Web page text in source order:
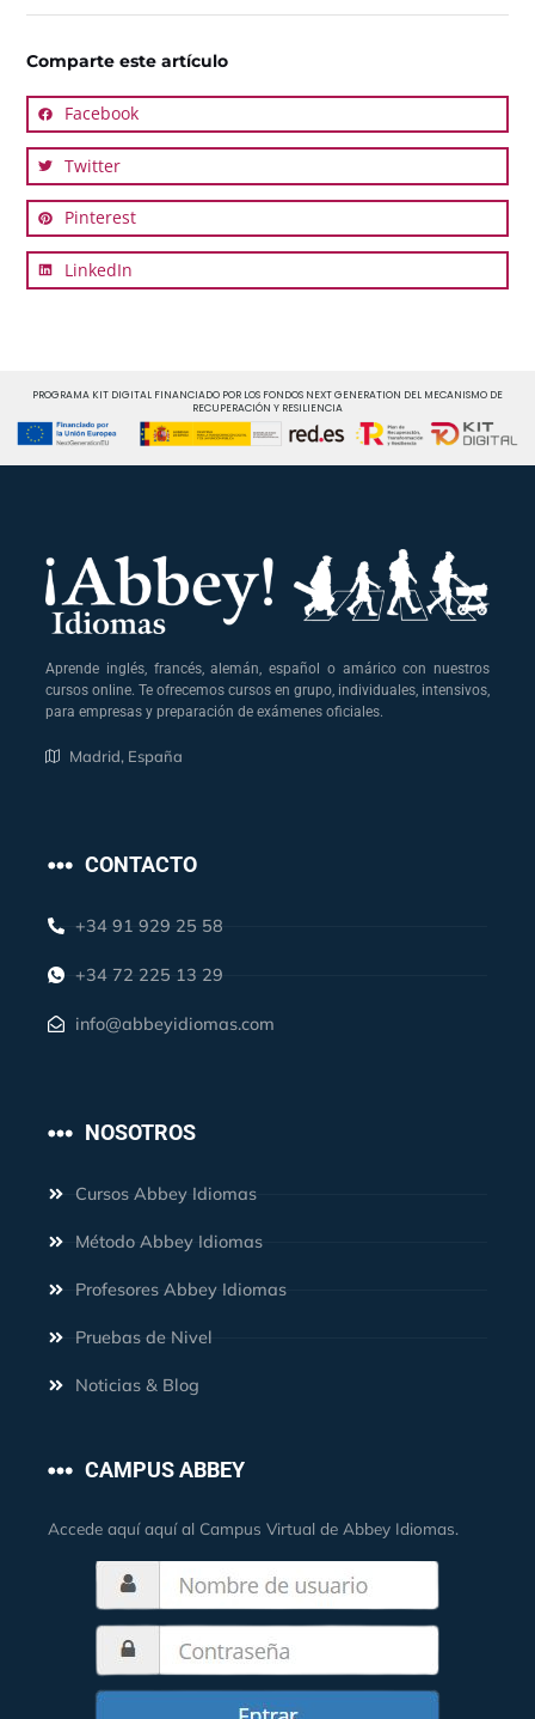
Comparte este artículo
Facebook
Twitter
Pinterest
LinkedIn
PROGRAMA KIT DIGITAL FINANCIADO POR LOS FONDOS NEXT GENERATION DEL MECANISMO DE
RECUPERACIÓN Y RESILIENCIA
Aprende inglés, francés, alemán, español o amárico con nuestros
cursos online. Te ofrecemos cursos en grupo, individuales, intensivos,
para empresas y preparación de exámenes oficiales.
Madrid, España
CONTACTO
+34 91 929 25 58
+34 72 225 13 29
info@abbeyidiomas.com
NOSOTROS
Cursos Abbey Idiomas
Método Abbey Idiomas
Profesores Abbey Idiomas
Pruebas de Nivel
Noticias & Blog
CAMPUS ABBEY
Accede aquí aquí al Campus Virtual de Abbey Idiomas.